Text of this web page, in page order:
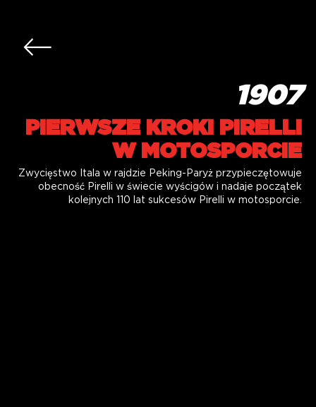
1907
PIERWSZE KROKI PIRELLI
W MOTOSPORCIE
Zwycięstwo Itala w rajdzie Peking-Paryż przypieczętowuje
obecność Pirelli w świecie wyścigów i nadaje początek
kolejnych 110 lat sukcesów Pirelli w motosporcie.